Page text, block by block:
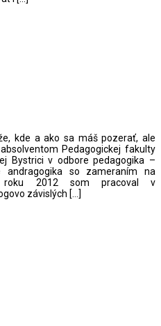
kde a ako sa máš pozerať, ale
Pedagogickej fakulty
Bystrici v odbore pedagogika –
so zameraním na
roku 2012 som pracoval v
závislých […]